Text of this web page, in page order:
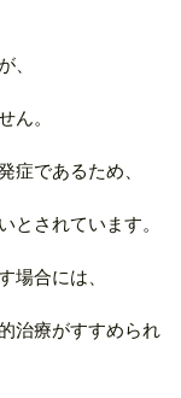
、
ん。
症であるため、
とされています。
場合には、
治療がすすめられ